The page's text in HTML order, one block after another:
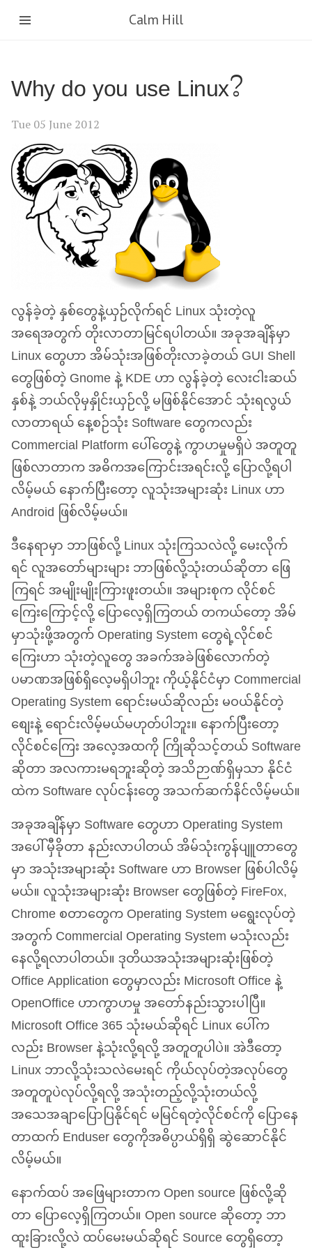
Calm Hill
Why do you use Linux?
Tue 05 June 2012
လွန်ခဲ့တဲ့ နှစ်တွေနဲ့ယှဉ်လိုက်ရင် Linux သုံးတဲ့လူ
အရေအတွက် တိုးလာတာမြင်ရပါတယ်။ အခုအချိန်မှာ
Linux တွေဟာ အိမ်သုံးအဖြစ်တိုးလာခဲ့တယ်GUIShell
တွေဖြစ်တဲ့ Gnome နဲ့KDEဟာ လွန်ခဲ့တဲ့ လေးငါးဆယ်
နှစ်နဲ့ ဘယ်လိုမှနှိုင်းယှဉ်လို့ မဖြစ်နိုင်အောင် သုံးရလွယ်
လာတာရယ် နေ့စဉ်သုံး Software တွေကလည်း
Commercial Platform ပေါ်တွေနဲ့ ကွာဟမှုမရှိပဲ အတူတူ
ဖြစ်လာတာက အဓိကအကြောင်းအရင်းလို့ ပြောလို့ရပါ
လိမ့်မယ် နောက်ပြီးတော့ လူသုံးအများဆုံး Linux ဟာ
Android ဖြစ်လိမ့်မယ်။
ဒီနေရာမှာ ဘာဖြစ်လို့ Linux သုံးကြသလဲလို့ မေးလိုက်
ရင် လူအတော်များများ ဘာဖြစ်လို့သုံးတယ်ဆိုတာ ဖြေ
ကြရင် အမျိုးမျိုးကြားဖူးတယ်။ အများစုက လိုင်စင်
ကြေးကြောင့်လို့ ပြောလေ့ရှိကြတယ် တကယ်တော့ အိမ်
မှာသုံးဖို့အတွက် Operating System တွေရဲ့လိုင်စင်
ကြေးဟာ သုံးတဲ့လူတွေ အခက်အခဲဖြစ်လောက်တဲ့
ပမာဏအဖြစ်ရှိလေ့မရှိပါဘူး ကိုယ့်နိုင်ငံမှာ Commercial
Operating System ရောင်းမယ်ဆိုလည်း မဝယ်နိုင်တဲ့
စျေးနဲ့ ရောင်းလိမ့်မယ်မဟုတ်ပါဘူး။ နောက်ပြီးတော့
လိုင်စင်ကြေး အလေ့အထကို ကြိုဆိုသင့်တယ် Software
ဆိုတာ အလကားမရဘူးဆိုတဲ့ အသိဉာဏ်ရှိမှသာ နိုင်ငံ
ထဲက Software လုပ်ငန်းတွေ အသက်ဆက်နိင်လိမ့်မယ်။
အခုအချိန်မှာ Software တွေဟာ Operating System
အပေါ်မှီခိုတာ နည်းလာပါတယ် အိမ်သုံးကွန်ပျူတာတွေ
မှာ အသုံးအများဆုံး Software ဟာ Browser ဖြစ်ပါလိမ့်
မယ်။ လူသုံးအများဆုံး Browser တွေဖြစ်တဲ့ FireFox,
Chrome စတာတွေက Operating System မရွေးလုပ်တဲ့
အတွက် Commercial Operating System မသုံးလည်း
နေလို့ရလာပါတယ်။ ဒုတိယအသုံးအများဆုံးဖြစ်တဲ့
Office Application တွေမှာလည်း Microsoft Office နဲ့
OpenOffice ဟာကွာဟမှု အတော်နည်းသွားပါပြီ။
Microsoft Office 365 သုံးမယ်ဆိုရင် Linux ပေါ်က
လည်း Browser နဲ့သုံးလို့ရလို့ အတူတူပါပဲ။ အဲဒီတော့
Linux ဘာလို့သုံးသလဲမေးရင် ကိုယ်လုပ်တဲ့အလုပ်တွေ
အတူတူပဲလုပ်လို့ရလို့ အသုံးတည့်လို့သုံးတယ်လို့
အသေအချာပြောပြနိုင်ရင် မမြင်ရတဲ့လိုင်စင်ကို ပြောနေ
တာထက် Enduser တွေကိုအဓိပ္ပာယ်ရှိရှိ ဆွဲဆောင်နိုင်
လိမ့်မယ်။
နောက်ထပ် အဖြေများတာက Open source ဖြစ်လို့ဆို
တာ ပြောလေ့ရှိကြတယ်။ Open source ဆိုတော့ ဘာ
ထူးခြားလို့လဲ ထပ်မေးမယ်ဆိုရင် Source တွေရှိတော့